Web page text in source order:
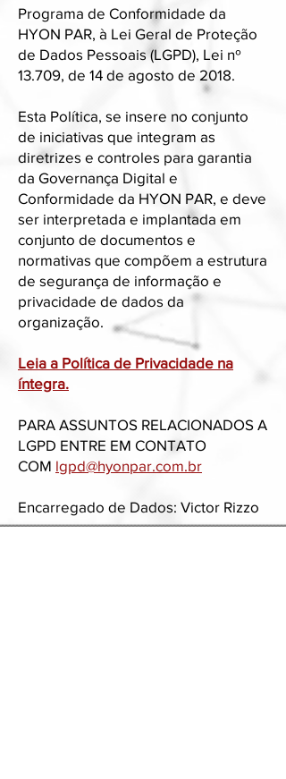
Programa de Conformidade da
HYON PAR, à Lei Geral de Proteção
de Dados Pessoais (LGPD), Lei nº
13.709, de 14 de agosto de 2018.
Esta Política, se insere no conjunto
de iniciativas que integram as
diretrizes e controles para garantia
da Governança Digital e
Conformidade da HYON PAR, e deve
ser interpretada e implantada em
conjunto de documentos e
normativas que compõem a estrutura
de segurança de informação e
privacidade de dados da
organização.
Leia a Política de Privacidade na
íntegra.
PARA ASSUNTOS RELACIONADOS A
LGPD ENTRE EM CONTATO
COM lgpd@hyonpar.com.br
Encarregado de Dados: Victor Rizzo